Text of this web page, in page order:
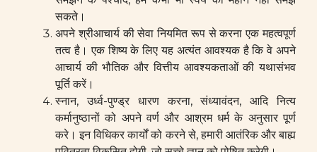
सकते।
अपने श्रीआचार्य की सेवा नियमित रूप से करना एक महत्वपूर्ण
तत्व है। एक शिष्य के लिए यह अत्यंत आवश्यक है कि वे अपने
आचार्य की भौतिक और वित्तीय आवश्यकताओं की यथासंभव
पूर्ति करें।
स्नान, उर्ध्व-पुण्ड्र धारण करना, संध्यावंदन, आदि नित्य
कर्मानुष्ठानों को अपने वर्ण और आश्रम धर्म के अनुसार पूर्ण
करे। इन विधिकर कार्यों को करने से, हमारी आतंरिक और बाह्य